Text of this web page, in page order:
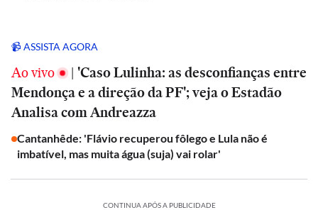
📹 ASSISTA AGORA
Ao vivo | 'Caso Lulinha: as desconfianças entre
Mendonça e a direção da PF'; veja o Estadão
Analisa com Andreazza
Cantanhêde: 'Flávio recuperou fôlego e Lula não é
imbatível, mas muita água (suja) vai rolar'
CONTINUA APÓS A PUBLICIDADE